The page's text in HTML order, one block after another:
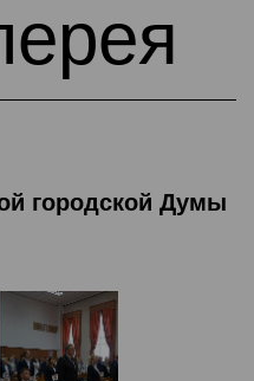
городской Думы